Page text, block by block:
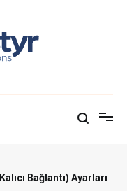
Bağlantı) Ayarları